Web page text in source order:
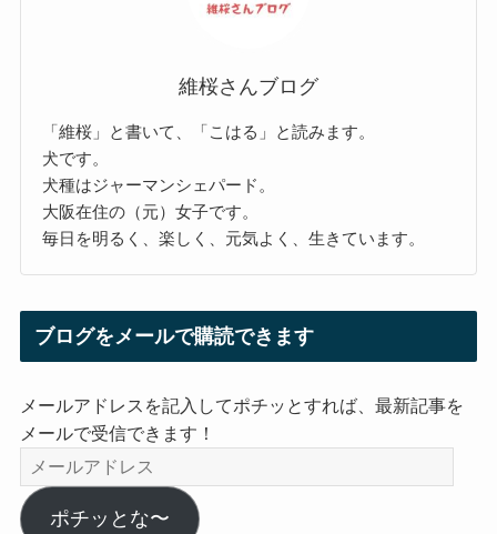
維桜さんブログ
「維桜」と書いて、「こはる」と読みます。
犬です。
犬種はジャーマンシェパード。
大阪在住の（元）女子です。
毎日を明るく、楽しく、元気よく、生きています。
ブログをメールで購読できます
メールアドレスを記入してポチッとすれば、最新記事を
メールで受信できます！
メ
ー
ル
ポチッとな〜